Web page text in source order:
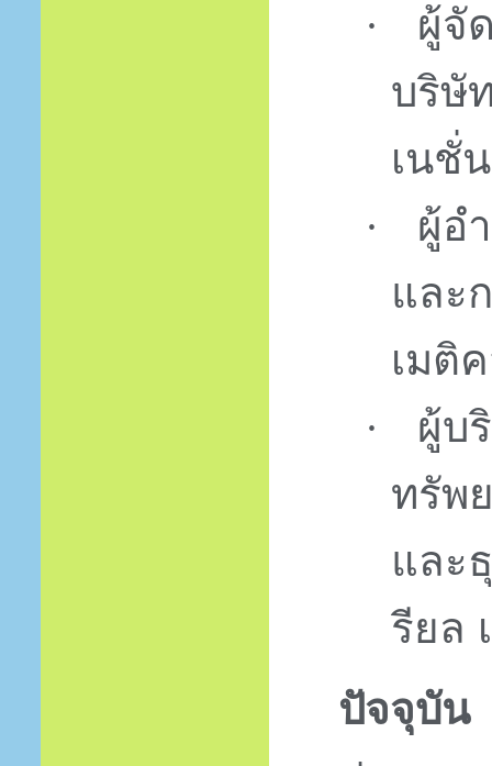
·
ผู้จั
บริษั
เนชั่
·
ผู้อ
และ
เมติ
·
ผู้บ
ทรัพ
และ
รียล
ปัจจุบัน